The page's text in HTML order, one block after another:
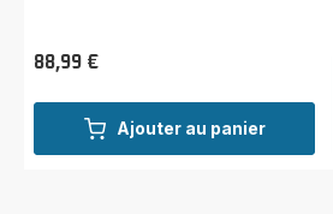
Ajouter au panier
Prix
88,99 €